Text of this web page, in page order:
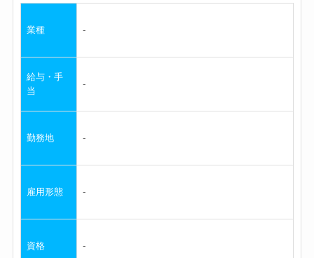
業種 -
給与・手
当
-
勤務地 -
雇用形態 -
資格 -